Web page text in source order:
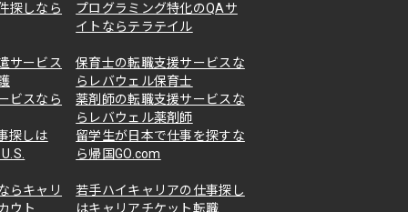
探しなら
プログラミング特化のQAサ
イトならテラテイル
サービス
保育士の転職支援サービスな
らレバウェル保育士
ビスなら
薬剤師の転職支援サービスな
らレバウェル薬剤師
探しは
留学生が日本で仕事を探すな
ら帰国GO.com
らキャリ
ウト
若手ハイキャリアの仕事探し
はキャリアチケット転職